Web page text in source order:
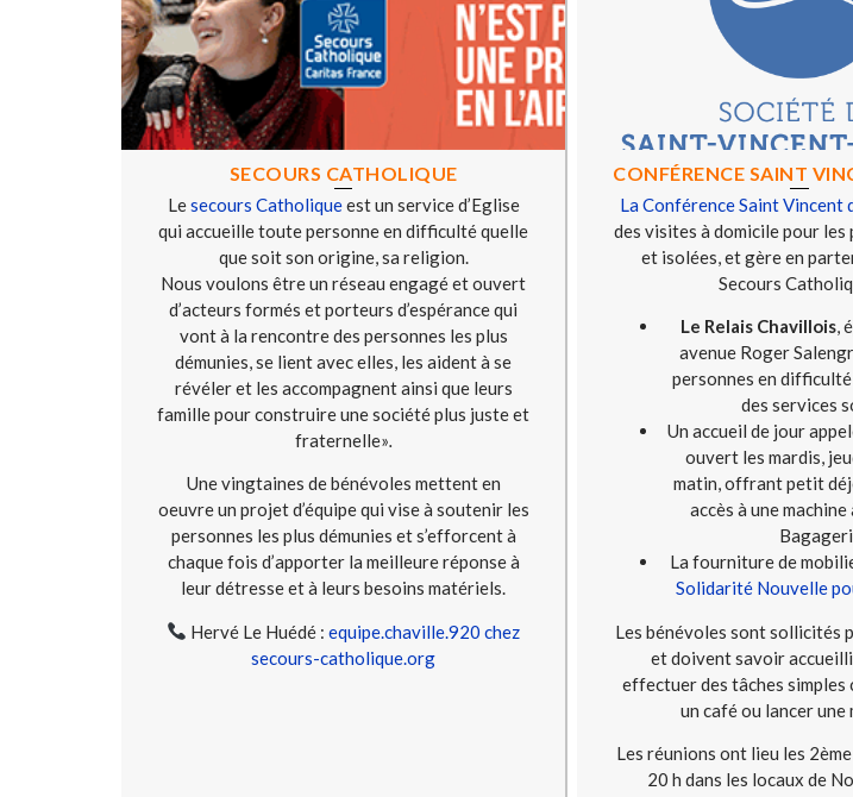
SECOURS CATHOLIQUE
Lesecours Catholiqueest un service d’Eglise
qui accueille toute personne en difficulté quelle
que soit son origine, sa religion.
Nous voulons être un réseau engagé et ouvert
d’acteurs formés et porteurs d’espérance qui
vont à la rencontre des personnes les plus
démunies, se lient avec elles, les aident à se
révéler et les accompagnent ainsi que leurs
famille pour construire une société plus juste et
fraternelle».
Une vingtaines de bénévoles mettent en
oeuvre un projet d’équipe qui vise à soutenir les
personnes les plus démunies et s’efforcent à
chaque fois d’apporter la meilleure réponse à
leur détresse et à leurs besoins matériels.
Hervé Le Huédé :equipe.chaville.920 chez
secours-catholique.org
CONFÉRENCE SAINT
La Conférence Saint Vincent
des visites à domicile pour les
et isolées, et gère en
Secours
Le Relais Chavillois,
avenue Roger
personnes en
des services
Un accueil de jour
ouvert les mardis,
matin, offrant petit
accès à une
La fourniture de
Solidarité Nouvelle
Les bénévoles sont sollicités
et doivent savoir
effectuer des tâches simples
un café ou lancer une
Les réunions ont lieu les
20 h dans les locaux de